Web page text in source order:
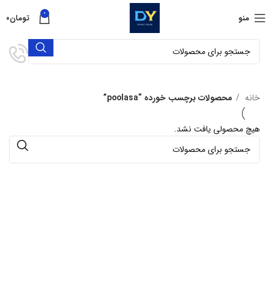
منو 0 تومان۰
خانه محصولات برچسب خورده “poolasa”
هیچ محصولی یافت نشد.